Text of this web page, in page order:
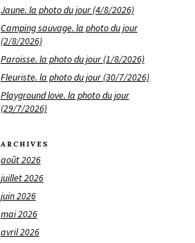
Jaune. la photo du jour (4/8/2026)
Camping sauvage. la photo du jour
(2/8/2026)
Paroisse. la photo du jour (1/8/2026)
Fleuriste. la photo du jour (30/7/2026)
Playground love. la photo du jour
(29/7/2026)
ARCHIVES
août 2026
juillet 2026
juin 2026
mai 2026
avril 2026